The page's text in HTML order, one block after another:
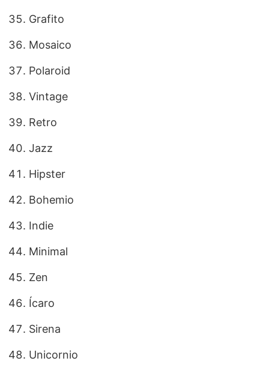
Grafito
Mosaico
Polaroid
Vintage
Retro
Jazz
Hipster
Bohemio
Indie
Minimal
Zen
Ícaro
Sirena
Unicornio